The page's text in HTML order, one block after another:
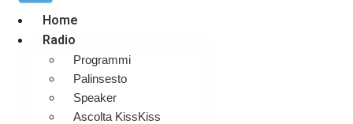
Home
Radio
Programmi
Palinsesto
Speaker
Ascolta KissKiss